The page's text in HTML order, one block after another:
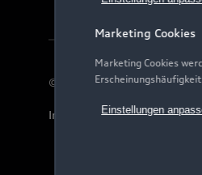
Marketing Cookies
Marketing Cookies
Einstellungen
© 2026 AUDI AG. Alle
Impressum Rechtliches